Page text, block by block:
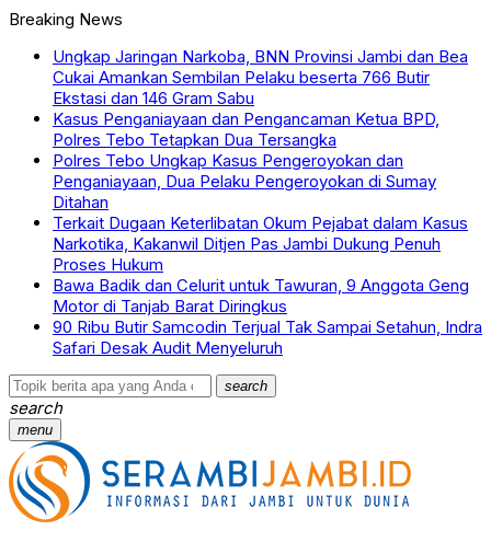
Breaking News
Ungkap Jaringan Narkoba, BNN Provinsi Jambi dan Bea
Cukai Amankan Sembilan Pelaku beserta 766 Butir
Ekstasi dan 146 Gram Sabu
Kasus Penganiayaan dan Pengancaman Ketua BPD,
Polres Tebo Tetapkan Dua Tersangka
Polres Tebo Ungkap Kasus Pengeroyokan dan
Penganiayaan, Dua Pelaku Pengeroyokan di Sumay
Ditahan
Terkait Dugaan Keterlibatan Okum Pejabat dalam Kasus
Narkotika, Kakanwil Ditjen Pas Jambi Dukung Penuh
Proses Hukum
Bawa Badik dan Celurit untuk Tawuran, 9 Anggota Geng
Motor di Tanjab Barat Diringkus
90 Ribu Butir Samcodin Terjual Tak Sampai Setahun, Indra
Safari Desak Audit Menyeluruh
search
search
menu